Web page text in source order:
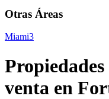
Otras Áreas
Miami3
venta en